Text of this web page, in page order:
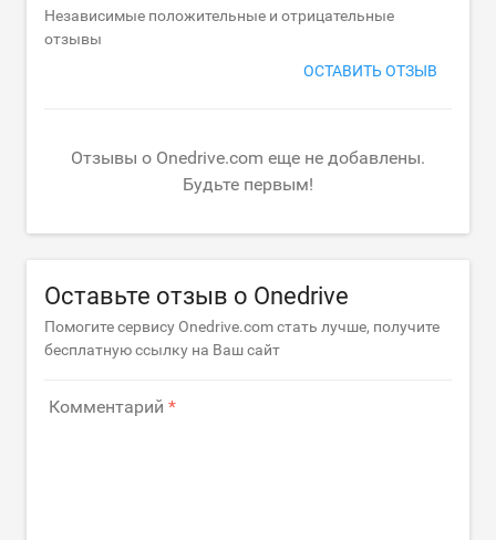
Независимые положительные и отрицательные
отзывы
ОСТАВИТЬ ОТЗЫВ
Отзывы о Onedrive.com еще не добавлены.
Будьте первым!
Оставьте отзыв о Onedrive
Помогите сервису Onedrive.com стать лучше, получите
бесплатную ссылку на Ваш сайт
Комментарий